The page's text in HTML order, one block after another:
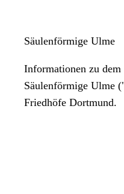
Säulenförmige Ulme
Informationen zu
Säulenförmige Ulme
Friedhöfe Dortmund.